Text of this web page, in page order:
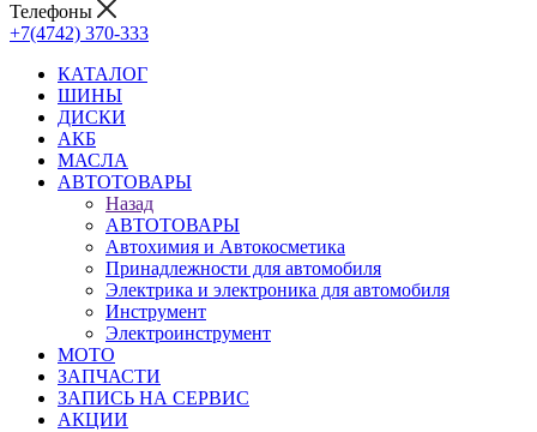
Телефоны
+7(4742) 370-333
КАТАЛОГ
ШИНЫ
ДИСКИ
АКБ
МАСЛА
АВТОТОВАРЫ
Назад
АВТОТОВАРЫ
Автохимия и Автокосметика
Принадлежности для автомобиля
Электрика и электроника для автомобиля
Инструмент
Электроинструмент
МОТО
ЗАПЧАСТИ
ЗАПИСЬ НА СЕРВИС
АКЦИИ